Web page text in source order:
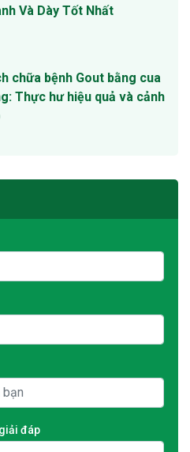
Và Dày Tốt Nhất
chữa bệnh Gout bằng cua
Thực hư hiệu quả và cảnh
đáp